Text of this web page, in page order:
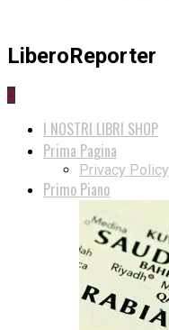
LiberoReporter
0
I NOSTRI LIBRI SHOP
Prima Pagina
Privacy Policy
Primo Piano